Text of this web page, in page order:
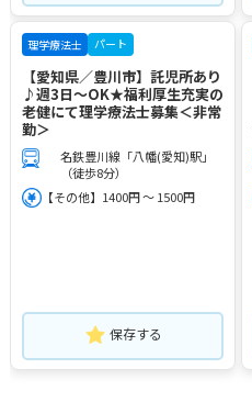
理学療法士 パート
【愛知県／豊川市】託児所あり
♪週3日～OK★福利厚生充実の
老健にて理学療法士募集＜非常
勤＞
名鉄豊川線「八幡(愛知)駅」
（徒歩8分）
【その他】1400円 ～ 1500円
保存する